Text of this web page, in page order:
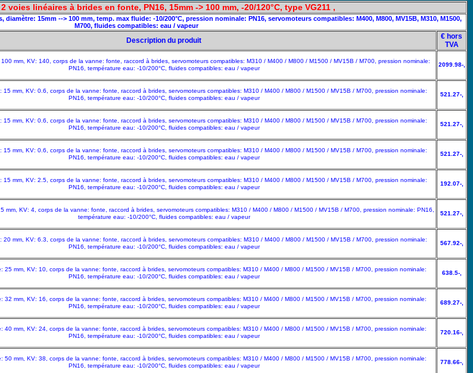
voies linéaires à brides en fonte, PN16, 15mm -> 100 mm, -20/120°C, type VG211 ,
15mm --> 100 mm, temp. max fluide: -10/200°C, pression nominale: PN16, servomoteurs compatibles: M400, M800, MV15B, M310, M1500,
M700, fluides compatibles: eau / vapeur
Description du produit
€ hors
TVA
mm, KV: 140, corps de la vanne: fonte, raccord à brides, servomoteurs compatibles: M310 / M400 / M800 / M1500 / MV15B / M700, pression nominale:
PN16, température eau: -10/200°C, fluides compatibles: eau / vapeur
2099.98-,
15 mm, KV: 0.6, corps de la vanne: fonte, raccord à brides, servomoteurs compatibles: M310 / M400 / M800 / M1500 / MV15B / M700, pression nominale:
PN16, température eau: -10/200°C, fluides compatibles: eau / vapeur
521.27-,
15 mm, KV: 0.6, corps de la vanne: fonte, raccord à brides, servomoteurs compatibles: M310 / M400 / M800 / M1500 / MV15B / M700, pression nominale:
PN16, température eau: -10/200°C, fluides compatibles: eau / vapeur
521.27-,
15 mm, KV: 0.6, corps de la vanne: fonte, raccord à brides, servomoteurs compatibles: M310 / M400 / M800 / M1500 / MV15B / M700, pression nominale:
PN16, température eau: -10/200°C, fluides compatibles: eau / vapeur
521.27-,
15 mm, KV: 2.5, corps de la vanne: fonte, raccord à brides, servomoteurs compatibles: M310 / M400 / M800 / M1500 / MV15B / M700, pression nominale:
PN16, température eau: -10/200°C, fluides compatibles: eau / vapeur
192.07-,
mm, KV: 4, corps de la vanne: fonte, raccord à brides, servomoteurs compatibles: M310 / M400 / M800 / M1500 / MV15B / M700, pression nominale: PN16,
température eau: -10/200°C, fluides compatibles: eau / vapeur
521.27-,
20 mm, KV: 6.3, corps de la vanne: fonte, raccord à brides, servomoteurs compatibles: M310 / M400 / M800 / M1500 / MV15B / M700, pression nominale:
PN16, température eau: -10/200°C, fluides compatibles: eau / vapeur
567.92-,
25 mm, KV: 10, corps de la vanne: fonte, raccord à brides, servomoteurs compatibles: M310 / M400 / M800 / M1500 / MV15B / M700, pression nominale:
PN16, température eau: -10/200°C, fluides compatibles: eau / vapeur
638.5-,
32 mm, KV: 16, corps de la vanne: fonte, raccord à brides, servomoteurs compatibles: M310 / M400 / M800 / M1500 / MV15B / M700, pression nominale:
PN16, température eau: -10/200°C, fluides compatibles: eau / vapeur
689.27-,
40 mm, KV: 24, corps de la vanne: fonte, raccord à brides, servomoteurs compatibles: M310 / M400 / M800 / M1500 / MV15B / M700, pression nominale:
PN16, température eau: -10/200°C, fluides compatibles: eau / vapeur
720.16-,
50 mm, KV: 38, corps de la vanne: fonte, raccord à brides, servomoteurs compatibles: M310 / M400 / M800 / M1500 / MV15B / M700, pression nominale:
PN16, température eau: -10/200°C, fluides compatibles: eau / vapeur
778.66-,